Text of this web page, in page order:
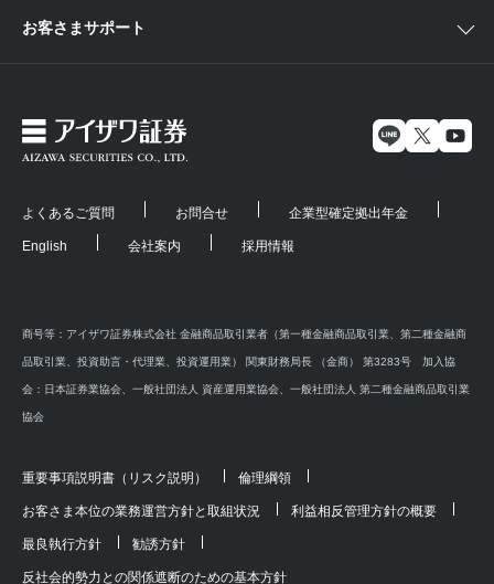
お客さまサポート
よくあるご質問 お問合せ 企業型確定拠出年金
English 会社案内 採用情報
商号等：アイザワ証券株式会社 金融商品取引業者（第一種金融商品取引業、第二種金融商
品取引業、投資助言・代理業、投資運用業） 関東財務局長 （金商） 第3283号 加入協
会：日本証券業協会、一般社団法人 資産運用業協会、一般社団法人 第二種金融商品取引業
協会
重要事項説明書（リスク説明） 倫理綱領
お客さま本位の業務運営方針と取組状況 利益相反管理方針の概要
最良執行方針 勧誘方針
反社会的勢力との関係遮断のための基本方針